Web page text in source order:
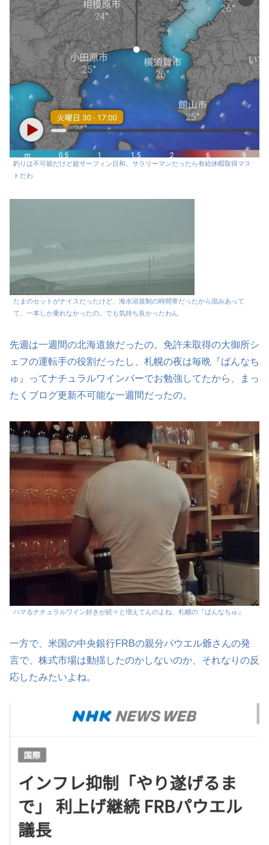
釣りは不可能だけど超サーフィン日和。サラリーマンだったら有給休暇取得マス
トだわ
たまのセットがナイスだったけど、海水浴規制の時間帯だったから混みあって
て、一本しか乗れなかったの。でも気持ち良かったわん
先週は一週間の北海道旅だったの。免許未取得の大御所シ
ェフの運転手の役割だったし、札幌の夜は毎晩『ばんなち
ゅ』ってナチュラルワインバーでお勉強してたから、まっ
たくブログ更新不可能な一週間だったの。
ハマるナチュラルワイン好きが続々と増えてんのよね、札幌の『ばんなちゅ』
一方で、米国の中央銀行FRBの親分パウエル爺さんの発
言で、株式市場は動揺したのかしないのか、それなりの反
応したみたいよね。